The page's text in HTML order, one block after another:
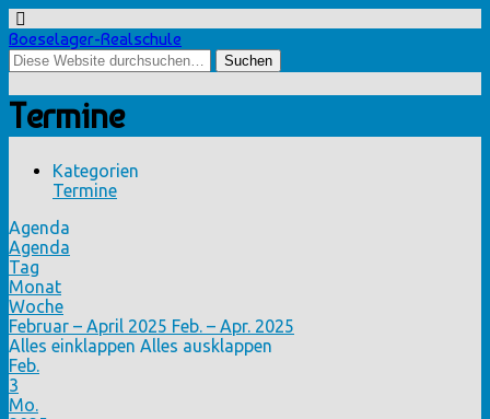
Boeselager-Realschule
Termine
Kategorien
Termine
Agenda
Agenda
Tag
Monat
Woche
Februar – April 2025 Feb. – Apr. 2025
Alles einklappen Alles ausklappen
Feb.
3
Mo.